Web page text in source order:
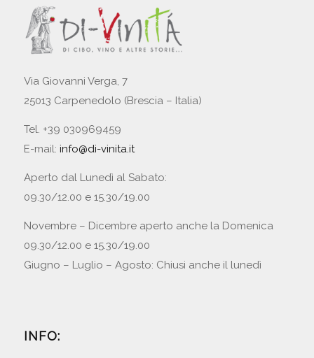
Via Giovanni Verga, 7
25013 Carpenedolo (Brescia – Italia)
Tel. +39 030969459
E-mail: info@di-vinita.it
Aperto dal Lunedì al Sabato:
09.30/12.00 e 15.30/19.00
Novembre – Dicembre aperto anche la Domenica
09.30/12.00 e 15.30/19.00
Giugno – Luglio – Agosto: Chiusi anche il lunedì
INFO: